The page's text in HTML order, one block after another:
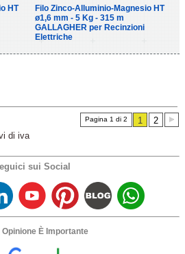
HT
Filo Zinco-Alluminio-Magnesio HT
ø1,6 mm - 5 Kg - 315 m
GALLAGHER per Recinzioni
Elettriche
Pagina 1 di 2 1
2
di iva
sui Social
Opinione È Importante